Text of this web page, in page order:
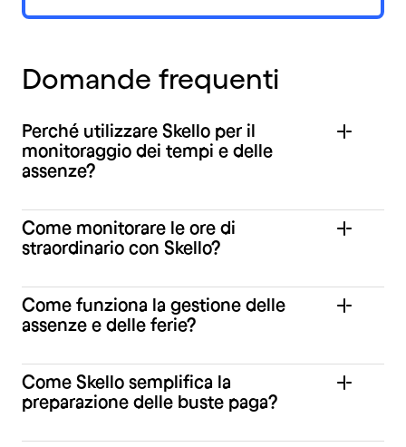
Domande frequenti
Perché utilizzare Skello per il
monitoraggio dei tempi e delle
assenze?
Come monitorare le ore di
straordinario con Skello?
Come funziona la gestione delle
assenze e delle ferie?
Come Skello semplifica la
preparazione delle buste paga?